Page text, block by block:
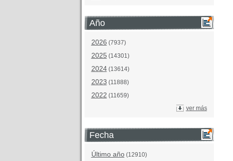
Año
2026 (7937)
2025 (14301)
2024(13614)
2023 (11888)
2022 (11659)
ver más
Fecha
Último año(12910)